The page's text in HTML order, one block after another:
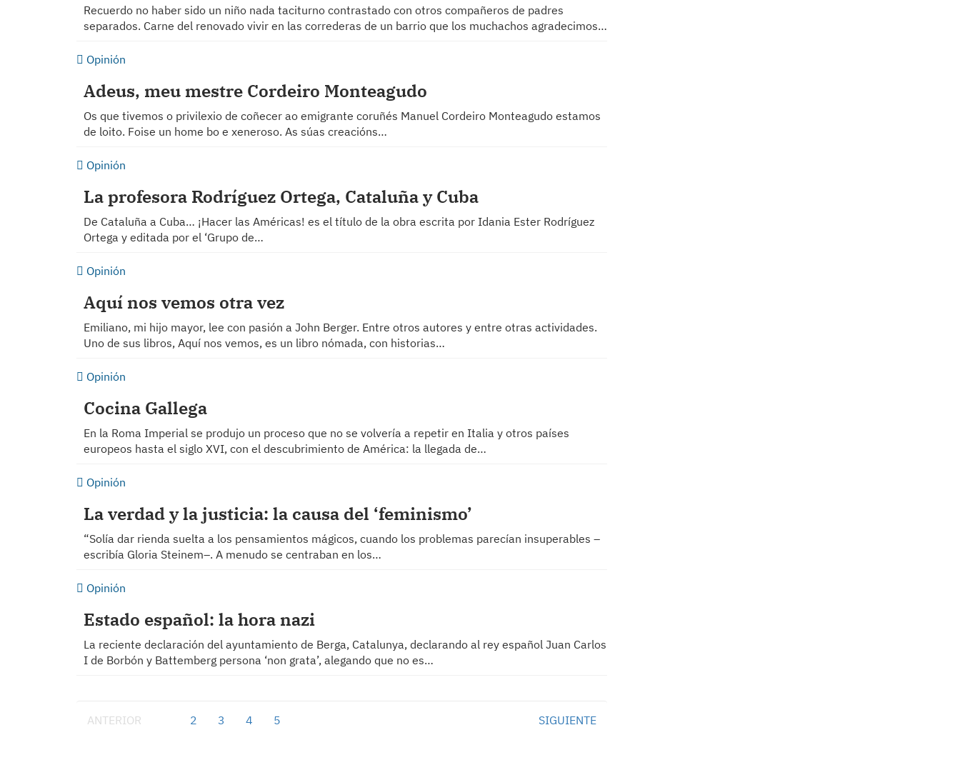
Recuerdo no haber sido un niño nada taciturno contrastado con otros compañeros de padres
separados. Carne del renovado vivir en las correderas de un barrio que los muchachos agradecimos…
Opinión
Adeus, meu mestre Cordeiro Monteagudo
Os que tivemos o privilexio de coñecer ao emigrante coruñés Manuel Cordeiro Monteagudo estamos
de loito. Foise un home bo e xeneroso. As súas creacións…
Opinión
La profesora Rodríguez Ortega, Cataluña y Cuba
De Cataluña a Cuba… ¡Hacer las Américas! es el título de la obra escrita por Idania Ester Rodríguez
Ortega y editada por el ‘Grupo de…
Opinión
Aquí nos vemos otra vez
Emiliano, mi hijo mayor, lee con pasión a John Berger. Entre otros autores y entre otras actividades.
Uno de sus libros, Aquí nos vemos, es un libro nómada, con historias…
Opinión
Cocina Gallega
En la Roma Imperial se produjo un proceso que no se volvería a repetir en Italia y otros países
europeos hasta el siglo XVI, con el descubrimiento de América: la llegada de…
Opinión
La verdad y la justicia: la causa del ‘feminismo’
“Solía dar rienda suelta a los pensamientos mágicos, cuando los problemas parecían insuperables –
escribía Gloria Steinem–. A menudo se centraban en los…
Opinión
Estado español: la hora nazi
La reciente declaración del ayuntamiento de Berga, Catalunya, declarando al rey español Juan Carlos
I de Borbón y Battemberg persona ‘non grata’, alegando que no es…
ANTERIOR 2 3 4 5 SIGUIENTE